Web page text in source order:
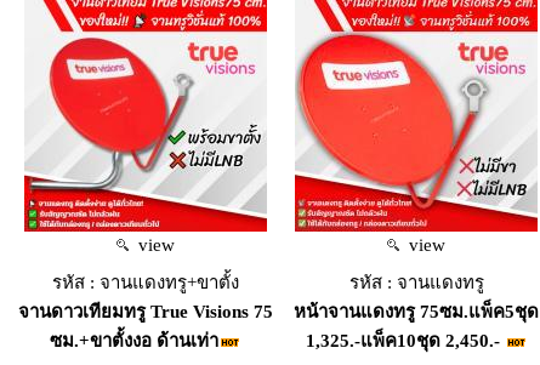
view
รหัส : จานแดงทรู+ขาตั้ง
จานดาวเทียมทรู True Visions 75
ซม.+ขาตั้งงอ ด้านเท่า
view
รหัส : จานแดงทรู
หน้าจานแดงทรู 75ซม.แพ็ค5ชุด
1,325.-แพ็ค10ชุด 2,450.-